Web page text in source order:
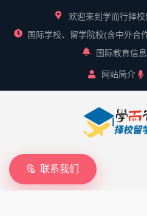
欢迎来到学而行择
国际学校、留学院校(含中外合
国际教育信
网站简介
联系我们